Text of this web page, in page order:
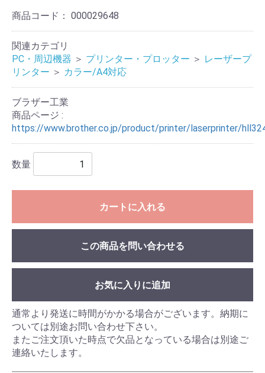
商品コード： 000029648
関連カテゴリ
PC・周辺機器 ＞ プリンター・プロッター ＞ レーザープ
リンター ＞ カラー/A4対応
ブラザー工業
商品ページ :
https://www.brother.co.jp/product/printer/laserprinter/
数量
カートに入れる
この商品を問い合わせる
お気に入りに追加
通常より発送に時間がかかる場合がございます。納期に
ついては別途お問い合わせ下さい。
またご注文頂いた時点で欠品となっている場合は別途ご
連絡いたします。